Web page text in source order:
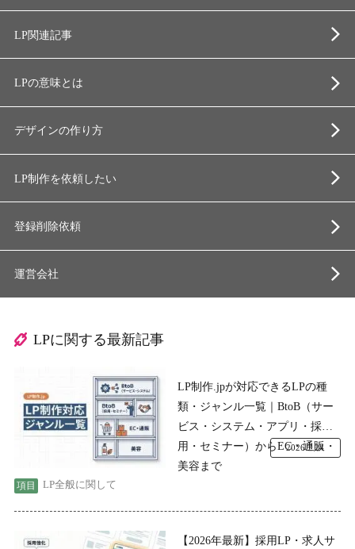
LP関連記事
LPの意味とは
デザインの作り方
LP制作を依頼したい
登録削除依頼
運営会社
LPに関する最新記事
LP制作.jpが対応できるLPの種
類・ジャンル一覧｜BtoB（サー
ビス・システム・アプリ・採
用・セミナー）からEC・通販・
美容まで
LP全般に関して
2026.7.24
【2026年最新】採用LP・求人サ